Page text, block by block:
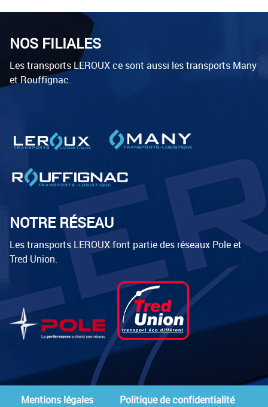
NOS FILIALES
Les transports LEROUX ce sont aussi les transports Many
et Rouffignac.
NOTRE RÉSEAU
Les transports LEROUX font partie des réseaux Pole et
Tred Union.
Mentions légales
Politique de confidentialité